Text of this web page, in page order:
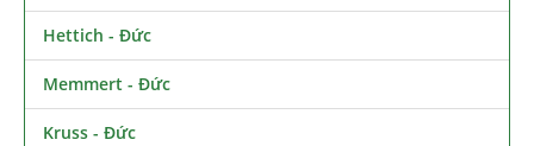
Hettich - Đức
Memmert - Đức
Kruss - Đức